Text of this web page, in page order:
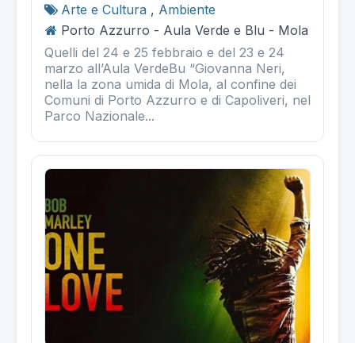
Arte e Cultura , Ambiente
Porto Azzurro - Aula Verde e Blu - Mola
Quelli del 24 e 25 febbraio e del 23 e 24
marzo all’Aula VerdeBu “Giovanna Neri,
nella la zona umida di Mola, al confine dei
Comuni di Porto Azzurro e di Capoliveri, nel
Parco Nazionale...